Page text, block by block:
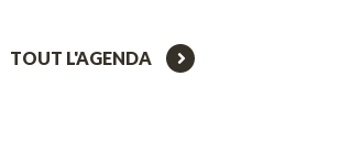
TOUT L'AGENDA